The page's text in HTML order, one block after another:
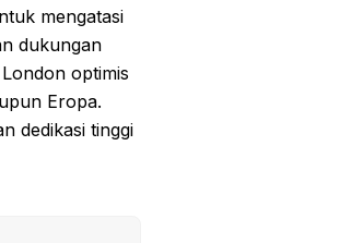
mengatasi
dukungan
optimis
Eropa.
dedikasi tinggi